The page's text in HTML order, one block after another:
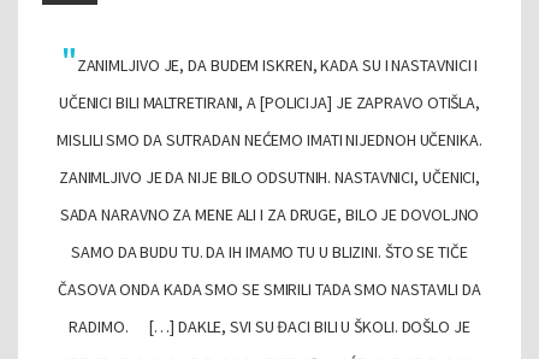
ZANIMLJIVO JE, DA BUDEM ISKREN, KADA SU I NASTAVNICI I
UČENICI BILI MALTRETIRANI, A [POLICIJA] JE ZAPRAVO OTIŠLA,
MISLILI SMO DA SUTRADAN NEĆEMO IMATI NIJEDNOH UČENIKA.
ZANIMLJIVO JE DA NIJE BILO ODSUTNIH. NASTAVNICI, UČENICI,
SADA NARAVNO ZA MENE ALI I ZA DRUGE, BILO JE DOVOLJNO
SAMO DA BUDU TU. DA IH IMAMO TU U BLIZINI. ŠTO SE TIČE
ČASOVA ONDA KADA SMO SE SMIRILI TADA SMO NASTAVILI DA
RADIMO.
[…] DAKLE, SVI SU ĐACI BILI U ŠKOLI. DOŠLO JE